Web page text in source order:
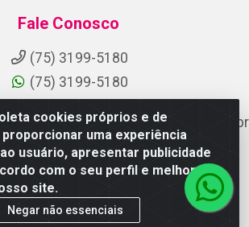
cookies próprios e de
uma experiência
usuário, apresentar publicidade
com o seu perfil e melhorar a
site.
Negar não essenciais
Fale Conosco
(75) 3199-5180
(75) 3199-5180
Instagram
de Pagamento